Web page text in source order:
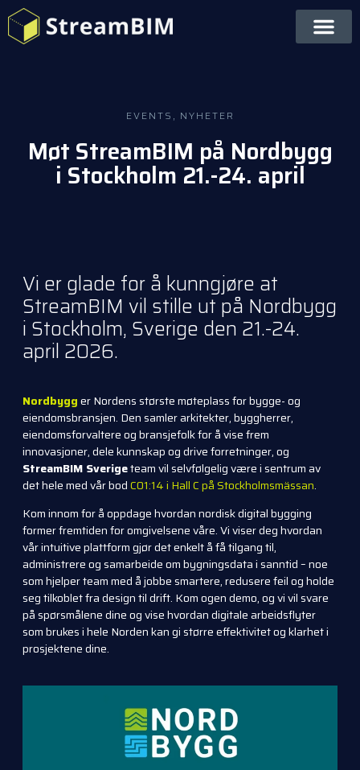
EVENTS , NYHETER
Møt StreamBIM på Nordbygg
i Stockholm 21.-24. april
Vi er glade for å kunngjøre at
StreamBIM vil stille ut på Nordbygg
i Stockholm, Sverige den 21.-24.
april 2026.
Nordbygger Nordens største møteplass for bygge- og
eiendomsbransjen. Den samler arkitekter, byggherrer,
eiendomsforvaltere og bransjefolk for å vise frem
innovasjoner, dele kunnskap og drive forretninger, og
StreamBIM Sverigeteam vil selvfølgelig være i sentrum av
det hele med vår bodC01:14 i Hall C på Stockholmsmässan.
Kom innom for å oppdage hvordan nordisk digital bygging
former fremtiden for omgivelsene våre. Vi viser deg hvordan
vår intuitive plattform gjør det enkelt å få tilgang til,
administrere og samarbeide om bygningsdata i sanntid – noe
som hjelper team med å jobbe smartere, redusere feil og holde
seg tilkoblet fra design til drift. Kom ogen demo, og vi vil svare
på spørsmålene dine og vise hvordan digitale arbeidsflyter
som brukes i hele Norden kan gi større effektivitet og klarhet i
prosjektene dine.